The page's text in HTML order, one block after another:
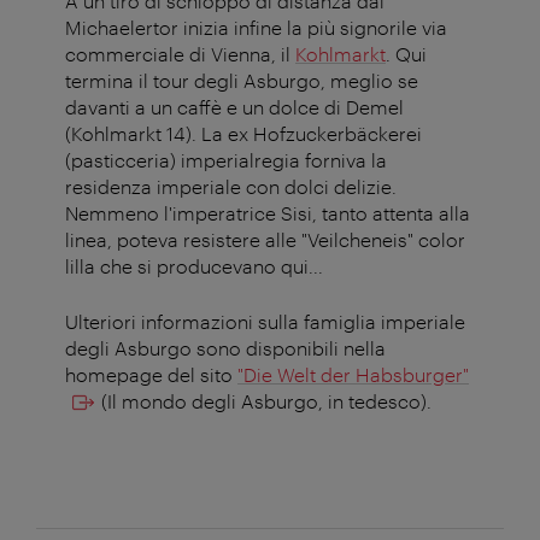
Michaelertor inizia infine la più signorile via
commerciale di Vienna, il Kohlmarkt . Qui
termina il tour degli Asburgo, meglio se
davanti a un caffè e un dolce di Demel
(Kohlmarkt 14). La ex Hofzuckerbäckerei
(pasticceria) imperialregia forniva la
residenza imperiale con dolci delizie.
Nemmeno l'imperatrice Sisi, tanto attenta alla
linea, poteva resistere alle "Veilcheneis" color
lilla che si producevano qui...
Ulteriori informazioni sulla famiglia imperiale
degli Asburgo sono disponibili nella
homepage del sito "Die Welt der Habsburger"
(Il mondo degli Asburgo, in tedesco).